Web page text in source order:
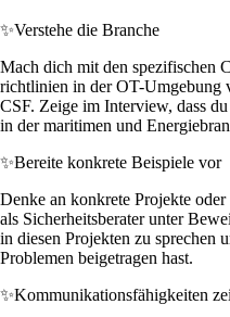
✨Verstehe die Branche
Mach dich mit den spezifischen
richtlinien in der OT-
CSF. Zeige im Interview, dass
in der maritimen und
✨Bereite konkrete Beispiele vor
Denke an konkrete Projekte
als Sicherheitsberater unter
in diesen Projekten zu sprechen
Problemen beigetragen hast.
✨Kommunikationsfähigkeiten